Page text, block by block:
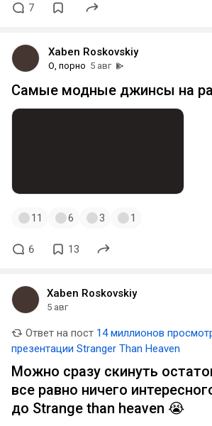
7
Xaben Roskovskiy
О, порно 5 авг
Самые модные джинсы на
11 6 3 1
6 13
Xaben Roskovskiy
5 авг
Ответ на пост 14 миллионов
презентации Stranger Than Heaven
Можно сразу скинуть
все равно ничего
до Strange than heaven 😭